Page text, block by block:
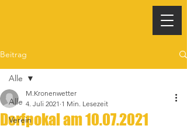
Beitrag
Alle
Verein
Alle
Dorfpokal am 10.07.2021
M.Kronenwetter
4. Juli 2021 1 Min. Lesezeit